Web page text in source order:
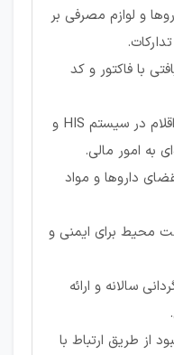
و لوازم مصرفی بر
با فاکتور و کد
ثبت کلیه تراکنش‌های اقلام در سیستم HIS و
به امور مالی.
داروها و مواد
محیط برای ایمنی و
سالانه و ارائه
از طریق ارتباط با